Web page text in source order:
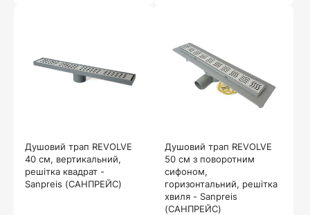
Душовий трап REVOLVE
40 см, вертикальний,
решітка квадрат -
Sanpreis (САНПРЕЙС)
Душовий трап REVOLVE
50 см з поворотним
сифоном,
горизонтальний, решітка
хвиля - Sanpreis
(САНПРЕЙС)